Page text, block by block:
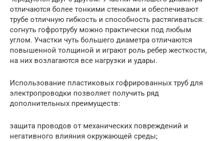
отличаются более тонкими стенками и обеспечивают
трубе отличную гибкость и способность растягиваться:
согнуть гофротрубу можно практически под любым
углом. Участки чуть большего диаметра отличаются
повышенной толщиной и играют роль ребер жесткости,
на них возлагаются все нагрузки и удары.
Использование пластиковых гофрированных труб для
электропроводки позволяет получить ряд
дополнительных преимуществ:
защита проводов от механических повреждений и
негативного влияния окружающей среды;